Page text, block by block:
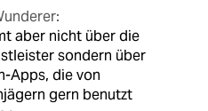
aber nicht über die
sondern über
Apps, die von
gern benutzt